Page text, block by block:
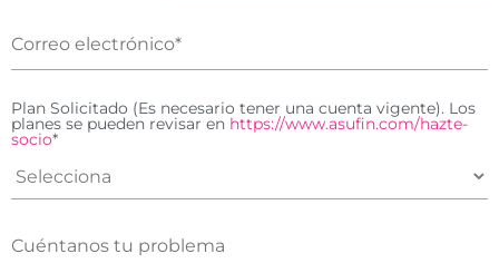
Plan Solicitado (Es necesario tener una cuenta vigente). Los
planes se pueden revisar en https://www.asufin.com/hazte-
socio*